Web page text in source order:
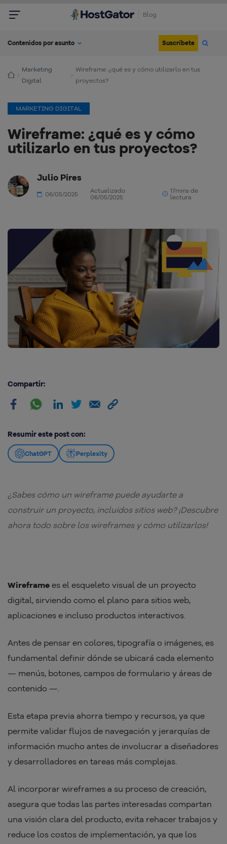
Blog
Contenidos por asunto Suscríbete
Marketing
Digital
Wireframe: ¿qué es y cómo utilizarlo en tus
proyectos?
MARKETING DIGITAL
Wireframe: ¿qué es y cómo
utilizarlo en tus proyectos?
Julio Pires
06/05/2025
Actualizado
06/05/2025
17mins de
lectura
Compartir:
Resumir este post con:
ChatGPT Perplexity
¿Sabes cómo un wireframe puede ayudarte a
construir un proyecto, incluidos sitios web? ¡Descubre
ahora todo sobre los wireframes y cómo utilizarlos!
Wireframe es el esqueleto visual de un proyecto
digital, sirviendo como el plano para sitios web,
aplicaciones e incluso productos interactivos.
Antes de pensar en colores, tipografía o imágenes, es
fundamental definir dónde se ubicará cada elemento
— menús, botones, campos de formulario y áreas de
contenido —.
Esta etapa previa ahorra tiempo y recursos, ya que
permite validar flujos de navegación y jerarquías de
información mucho antes de involucrar a diseñadores
y desarrolladores en tareas más complejas.
Al incorporar wireframes a su proceso de creación,
asegura que todas las partes interesadas compartan
una visión clara del producto, evita rehacer trabajos y
reduce los costos de implementación, ya que los